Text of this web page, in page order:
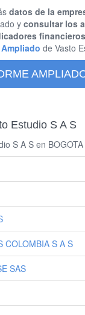
datos de la
y consultar los
de Vasto
Estudio S A S
S A S en
COLOMBIA S A S
SAS